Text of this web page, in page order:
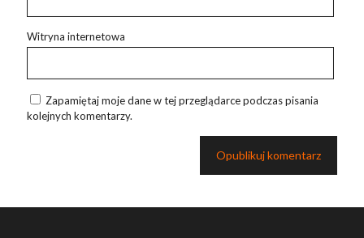
Witryna internetowa
Zapamiętaj moje dane w tej przeglądarce podczas pisania
kolejnych komentarzy.